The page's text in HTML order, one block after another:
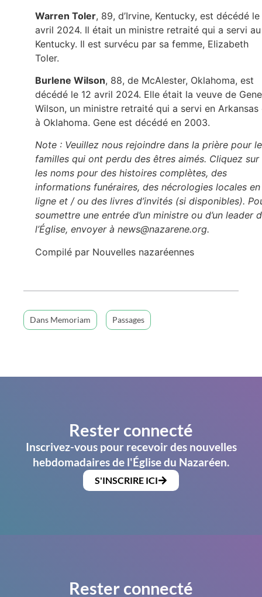
Warren Toler, 89, d’Irvine, Kentucky, est décédé le
avril 2024. Il était un ministre retraité qui a servi au
Kentucky. Il est survécu par sa femme, Elizabeth
Toler.
Burlene Wilson, 88, de McAlester, Oklahoma, est
décédé le 12 avril 2024. Elle était la veuve de Gene
Wilson, un ministre retraité qui a servi en Arkansas
à Oklahoma. Gene est décédé en 2003.
Note : Veuillez nous rejoindre dans la prière pour
familles qui ont perdu des êtres aimés. Cliquez sur
les noms pour des histoires complètes, des
informations funéraires, des nécrologies locales en
ligne et / ou des livres d’invités (si disponibles).
soumettre une entrée d’un ministre ou d’un leader
l’Église, envoyer à news@nazarene.org.
Compilé par Nouvelles nazaréennes
Dans Memoriam Passages
Rester connecté
Inscrivez-vous pour recevoir des nouvelles
hebdomadaires de l'Église du Nazaréen.
S'INSCRIRE ICI
Rester connecté